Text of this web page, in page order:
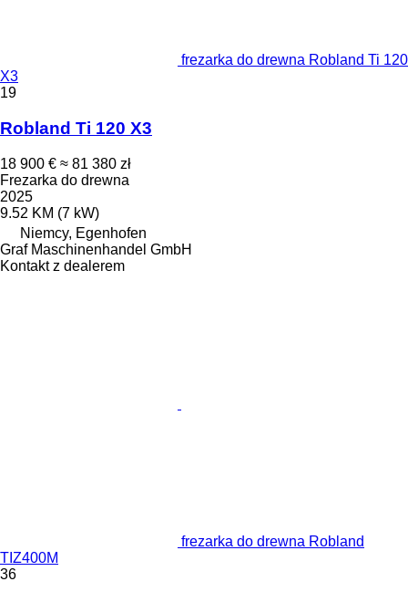
frezarka do drewna Robland Ti 120
X3
19
Robland Ti 120 X3
18 900 € ≈ 81 380 zł
Frezarka do drewna
2025
9.52 KM (7 kW)
Niemcy, Egenhofen
Graf Maschinenhandel GmbH
Kontakt z dealerem
frezarka do drewna Robland
TIZ400M
36